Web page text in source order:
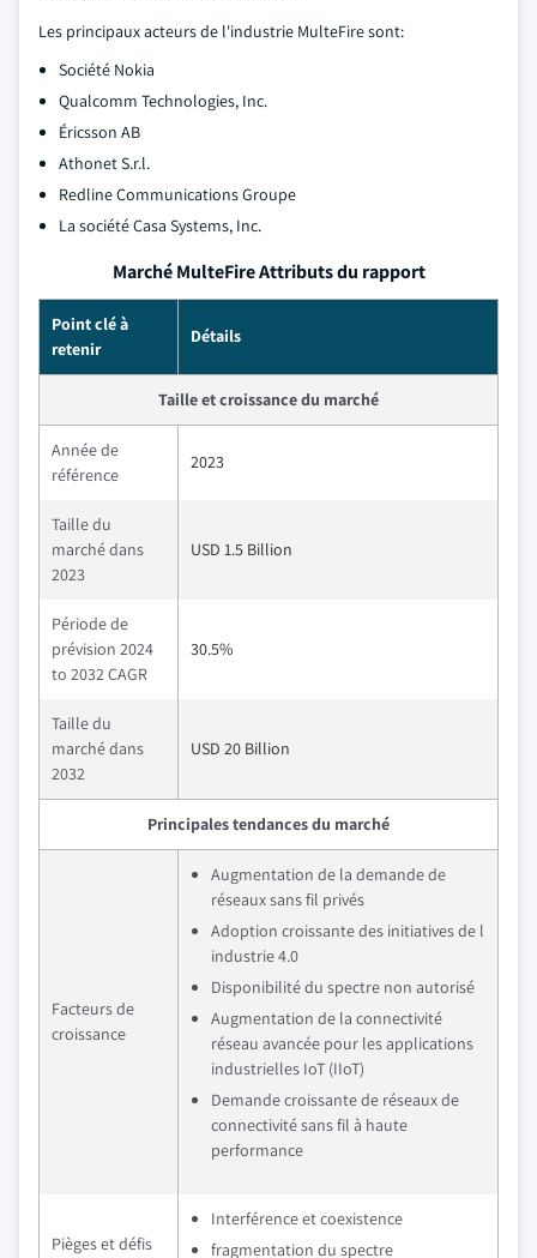
Les principaux acteurs de l'industrie MulteFire sont:
Société Nokia
Qualcomm Technologies, Inc.
Éricsson AB
Athonet S.r.l.
Redline Communications Groupe
La société Casa Systems, Inc.
Marché MulteFire Attributs du rapport
Point clé à
retenir
Détails
Taille et croissance du marché
Année de
référence
2023
Taille du
marché dans
2023
USD 1.5 Billion
Période de
prévision 2024
to 2032 CAGR
30.5%
Taille du
marché dans
2032
USD 20 Billion
Principales tendances du marché
Facteurs de
croissance
Augmentation de la demande de
réseaux sans fil privés
Adoption croissante des initiatives de l
industrie 4.0
Disponibilité du spectre non autorisé
Augmentation de la connectivité
réseau avancée pour les applications
industrielles IoT (IIoT)
Demande croissante de réseaux de
connectivité sans fil à haute
performance
Pièges et défis
Interférence et coexistence
fragmentation du spectre